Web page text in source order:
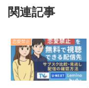
関連記事
恋愛禁止